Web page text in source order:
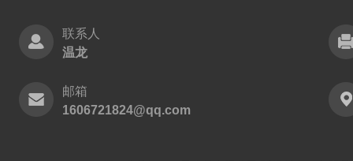
联系人
温龙
邮箱
1606721824@qq.com